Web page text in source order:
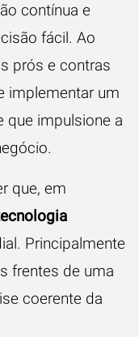
contínua e
fácil. Ao
prós e contras
implementar um
que impulsione a
que, em
Principalmente
frentes de uma
coerente da